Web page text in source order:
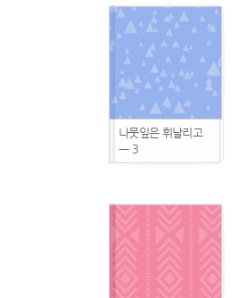
나뭇잎은 휘날리고
ㅡ 3